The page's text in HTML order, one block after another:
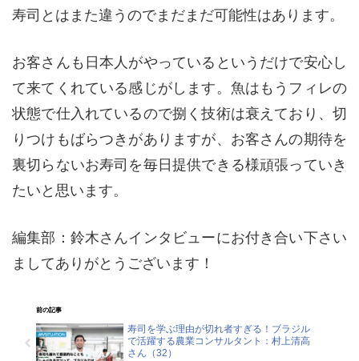
寿司とはまた違うのでまだまだ可能性はあります。
お客さんも日本人がやっているというだけで安心し
て来てくれている感じがします。魚はもうフィレの
状態で仕入れているので捌く技術は衰えており、切
りつけもばらつきがありますが、お客さんの期待を
裏切らないお寿司を毎日提供できる様頑張っていき
たいと思います。
編集部：鈴木さんインタビューにお付き合い下さい
ましてありがとうございます！
前の記事
寿司を学ぶ理由が切れ者すぎる！ブラジル
で活躍する農業コンサルタント：村上清高
さん（32）